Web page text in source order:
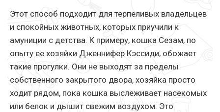
Этот способ подходит для терпеливых владельцев
и спокойных животных, которых приучили к
амуниции с детства. К примеру, кошка Сезам, по
опыту ее хозяйки Дженнифер Кэссиди, обожает
такие прогулки. Они не выходят за пределы
собственного закрытого двора, хозяйка просто
ходит рядом, пока кошка выслеживает насекомых
или белок и дышит свежим воздухом. Это